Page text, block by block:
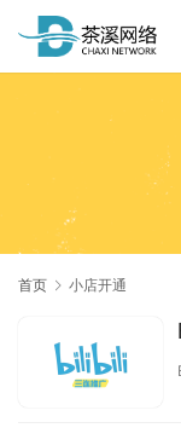
首页 小店开通